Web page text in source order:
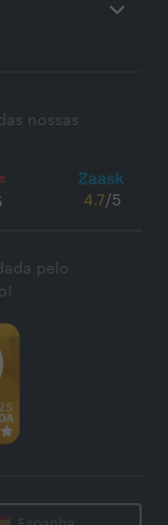
nossas
4.7/5
pelo